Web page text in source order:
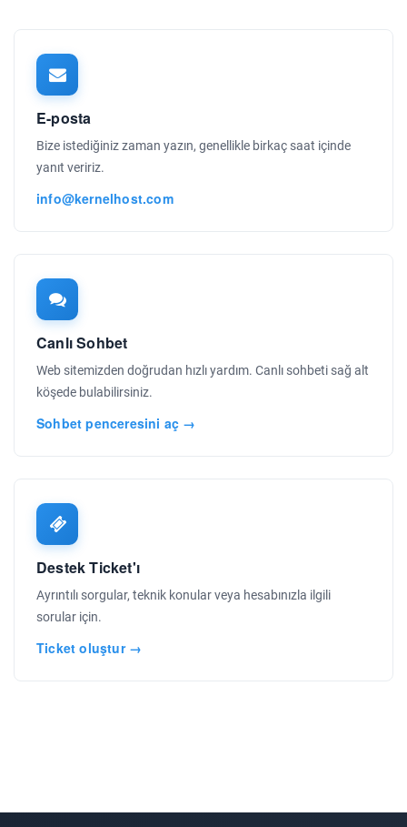
E-posta
Bize istediğiniz zaman yazın, genellikle birkaç saat içinde
yanıt veririz.
info@kernelhost.com
Canlı Sohbet
Web sitemizden doğrudan hızlı yardım. Canlı sohbeti sağ alt
köşede bulabilirsiniz.
Sohbet penceresini aç →
Destek Ticket'ı
Ayrıntılı sorgular, teknik konular veya hesabınızla ilgili
sorular için.
Ticket oluştur →